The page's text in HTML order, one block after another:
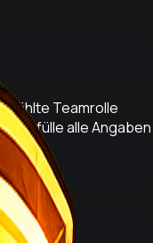
Teamrolle
und fülle alle Angaben